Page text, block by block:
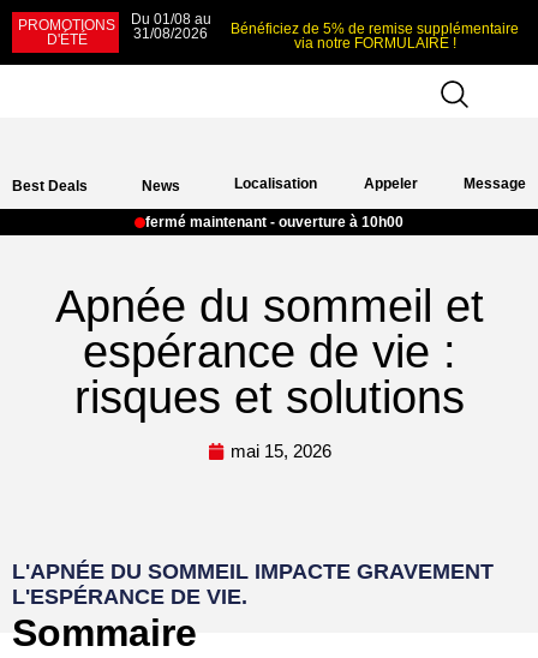
PROMOTIONS
D'ÉTÉ
Du 01/08 au
31/08/2026
Bénéficiez de 5% de remise supplémentaire
via notre FORMULAIRE !
Best Deals News Localisation Appeler Message
fermé maintenant - ouverture à 10h00
Apnée du sommeil et
espérance de vie :
risques et solutions
mai 15, 2026
L'APNÉE DU SOMMEIL IMPACTE GRAVEMENT
L'ESPÉRANCE DE VIE.
Sommaire